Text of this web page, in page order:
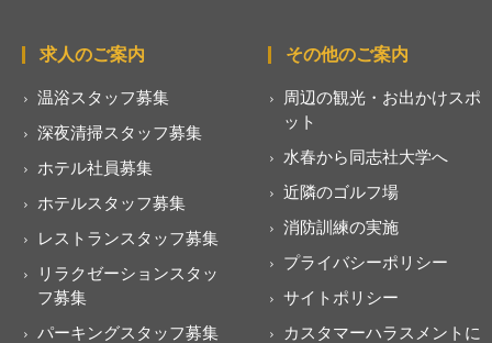
求人のご案内
温浴スタッフ募集
深夜清掃スタッフ募集
ホテル社員募集
ホテルスタッフ募集
レストランスタッフ募集
リラクゼーションスタッ
フ募集
パーキングスタッフ募集
その他のご案内
周辺の観光・お出かけスポ
ット
水春から同志社大学へ
近隣のゴルフ場
消防訓練の実施
プライバシーポリシー
サイトポリシー
カスタマーハラスメントに